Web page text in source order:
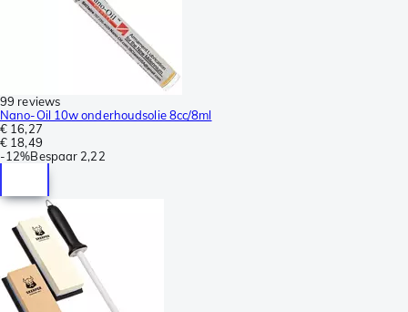
99 reviews
Nano-Oil 10w onderhoudsolie 8cc/8ml
€ 16,27
€ 18,49
-12%Bespaar 2,22